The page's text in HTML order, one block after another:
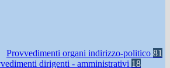
Provvedimenti organi indirizzo-politico 81
dirigenti - amministrativi 18